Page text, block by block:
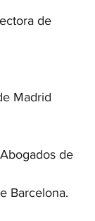
de
Madrid
de
Barcelona.